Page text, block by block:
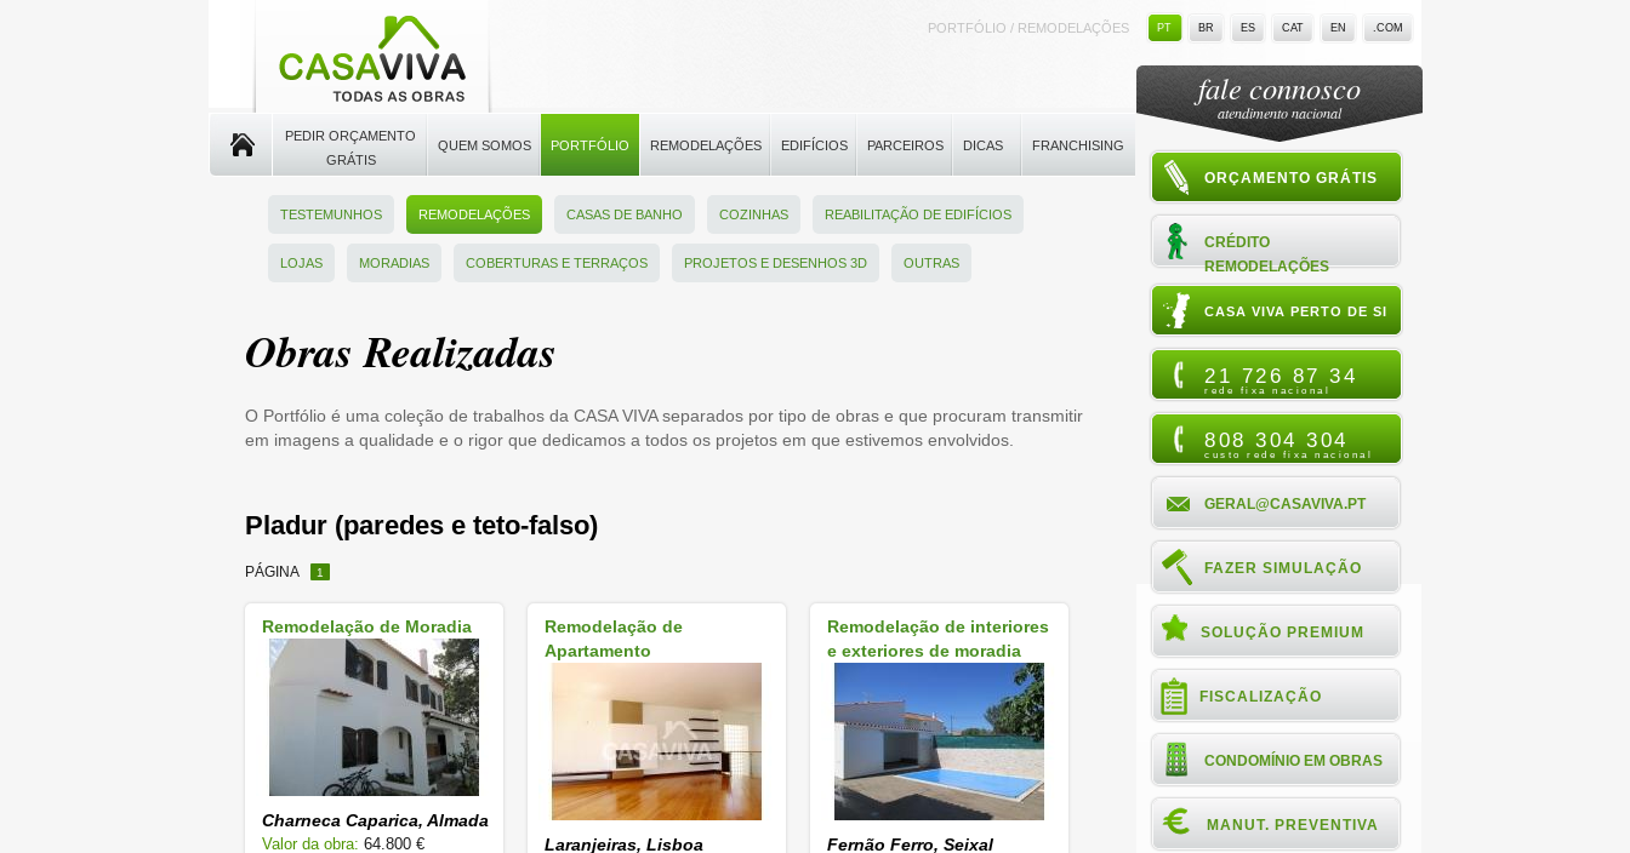
PORTFÓLIO / REMODELAÇÕES PT BR ES CAT EN .COM
PEDIR ORÇAMENTO
GRÁTIS
QUEM SOMOS PORTFÓLIO REMODELAÇÕES EDIFÍCIOS PARCEIROS DICAS FRANCHISING
TESTEMUNHOS REMODELAÇÕES CASAS DE BANHO COZINHAS REABILITAÇÃO DE EDIFÍCIOS
LOJAS MORADIAS COBERTURAS E TERRAÇOS PROJETOS E DESENHOS 3D OUTRAS
Obras Realizadas
O Portfólio é uma coleção de trabalhos da CASA VIVA separados por tipo de obras e que procuram transmitir
em imagens a qualidade e o rigor que dedicamos a todos os projetos em que estivemos envolvidos.
Pladur (paredes e teto-falso)
PÁGINA 1
Remodelação de Moradia
Charneca Caparica, Almada
Valor da obra: 64.800 €
Remodelação de
Apartamento
Laranjeiras, Lisboa
Remodelação de interiores
e exteriores de moradia
Fernão Ferro, Seixal
fale connosco
atendimento nacional
ORÇAMENTO GRÁTIS
CRÉDITO
REMODELAÇÕES
CASA VIVA PERTO DE SI
21 726 87 34
rede fixa nacional
808 304 304
custo rede fixa nacional
GERAL@CASAVIVA.PT
FAZER SIMULAÇÃO
SOLUÇÃO PREMIUM
FISCALIZAÇÃO
CONDOMÍNIO EM OBRAS
MANUT. PREVENTIVA